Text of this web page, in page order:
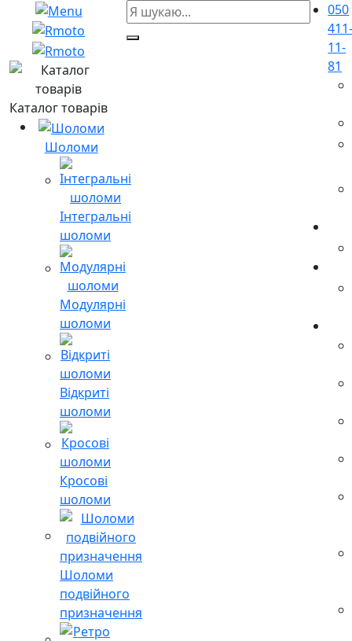
Каталог товарів
Шоломи
Інтегральні
шоломи
Модулярні
шоломи
Відкриті
шоломи
Кросові
шоломи
Шоломи
подвійного
призначення
050
11-
81